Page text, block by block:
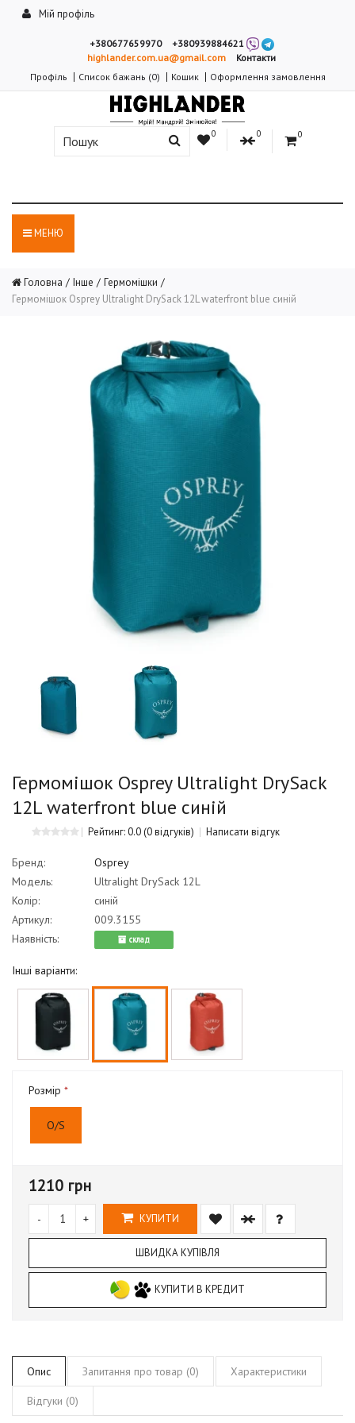
Мій профіль
+380677659970
+380939884621
highlander.com.ua@gmail.com
Контакти
Профіль
Список бажань (0) Кошик Оформлення замовлення
0 0 0
МЕНЮ
Головна Інше
Гермомішки
Гермомішок Osprey Ultralight DrySack 12L waterfront blue синій
Гермомішок Osprey Ultralight DrySack
12L waterfront blue синій
Рейтинг: 0.0(0 відгуків) Написати відгук
Бренд:
Osprey
Модель:
Ultralight DrySack 12L
Колір:
синій
Артикул:
009.3155
Наявність:
cклад
Інші варіанти:
Розмір
O/S
1210 грн
- + КУПИТИ
ШВИДКА КУПІВЛЯ
КУПИТИ В КРЕДИТ
Опис Запитання про товар (0) Характеристики
Відгуки (0)